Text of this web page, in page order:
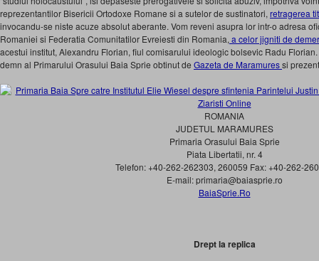
reprezentantilor Bisericii Ortodoxe Romane si a sutelor de sustinatori, retragerea
invocandu-se niste acuze absolut aberante. Vom reveni asupra lor intr-o adresa
Romaniei si Federatia Comunitatilor Evreiesti din Romania, a celor jigniti de
acestui institut, Alexandru Florian, fiul comisarului ideologic bolsevic Radu
demn al Primarului Orasului Baia Sprie obtinut de Gazeta de Maramuressi
ROMANIA
JUDETUL MARAMURES
Primaria Orasului Baia Sprie
Piata Libertatii, nr. 4
Telefon: +40-262-262303, 260059 Fax: +40-262-
E-mail: primaria@baiasprie.ro
BaiaSprie.Ro
Drept la replica